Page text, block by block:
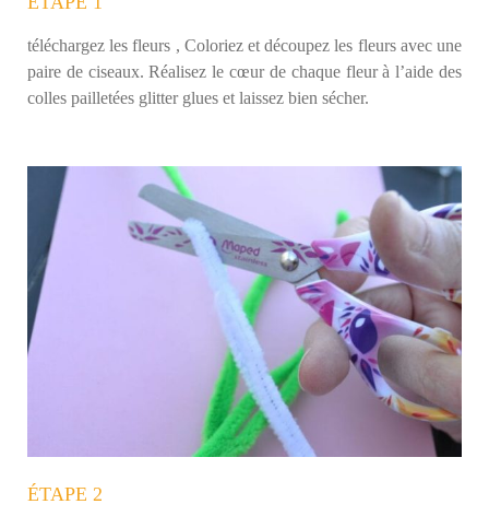
téléchargez les fleurs , Coloriez et découpez les fleurs avec une
paire de ciseaux. Réalisez le cœur de chaque fleur à l’aide des
colles pailletées glitter glues et laissez bien sécher.
ÉTAPE 2